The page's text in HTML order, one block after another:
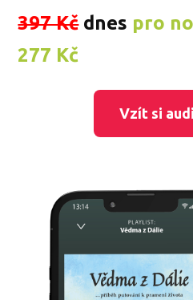
397 Kč dnes pro
277 Kč
Vzít si